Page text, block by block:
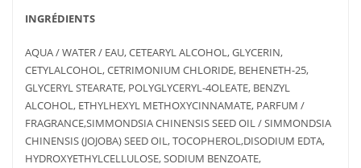
INGRÉDIENTS
AQUA / WATER / EAU, CETEARYL ALCOHOL, GLYCERIN,
CETYLALCOHOL, CETRIMONIUM CHLORIDE, BEHENETH-25,
GLYCERYL STEARATE, POLYGLYCERYL-4OLEATE, BENZYL
ALCOHOL, ETHYLHEXYL METHOXYCINNAMATE, PARFUM /
FRAGRANCE,SIMMONDSIA CHINENSIS SEED OIL / SIMMONDSIA
CHINENSIS (JOJOBA) SEED OIL, TOCOPHEROL,DISODIUM EDTA,
HYDROXYETHYLCELLULOSE, SODIUM BENZOATE,
LIRE LA
SUITE
PLUS
D'INFOS
AJOUTER
AU PANIER
PLUS
D'INFOS